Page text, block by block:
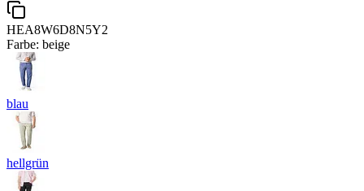
HEA8W6D8N5Y2
Farbe: beige
blau
hellgrün